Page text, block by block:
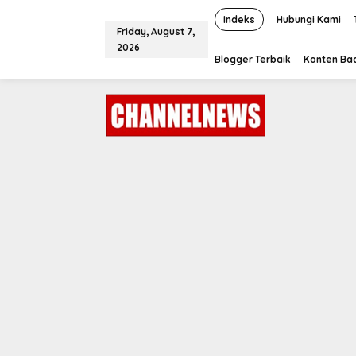
o
Friday, August 7,
2026
Indeks Hubungi Kami
Blogger Terbaik Konten